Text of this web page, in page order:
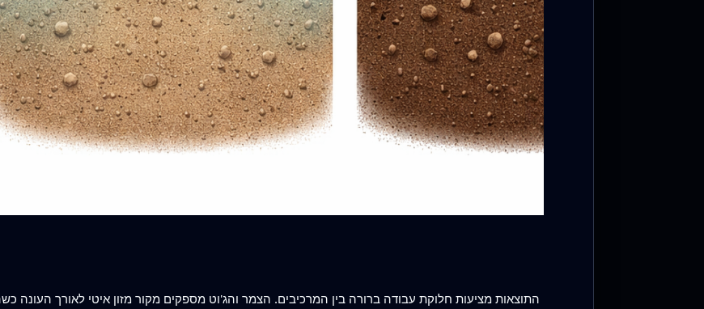
התוצאות מציעות חלוקת עבודה ברורה בין המרכיבים. הצמר והג'וט מספקים מקור מזון איטי לאורך העונה